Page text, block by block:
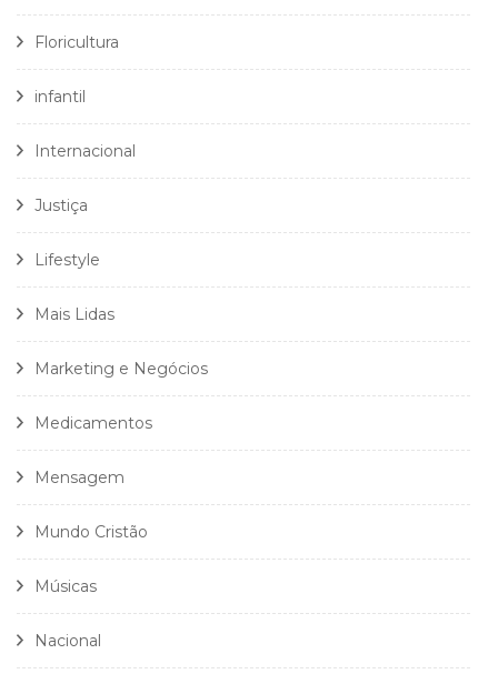
Floricultura
infantil
Internacional
Justiça
Lifestyle
Mais Lidas
Marketing e Negócios
Medicamentos
Mensagem
Mundo Cristão
Músicas
Nacional